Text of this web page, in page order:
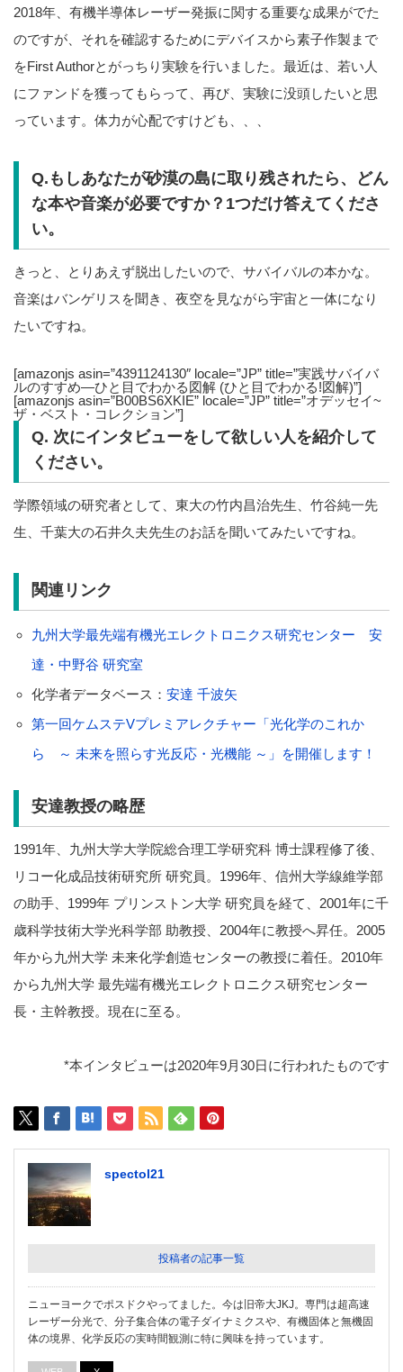
2018年、有機半導体レーザー発振に関する重要な成果がでた
のですが、それを確認するためにデバイスから素子作製まで
をFirst Authorとがっちり実験を行いました。最近は、若い人
にファンドを獲ってもらって、再び、実験に没頭したいと思
っています。体力が心配ですけども、、、
Q.もしあなたが砂漠の島に取り残されたら、どん
な本や音楽が必要ですか？1つだけ答えてくださ
い。
きっと、とりあえず脱出したいので、サバイバルの本かな。
音楽はバンゲリスを聞き、夜空を見ながら宇宙と一体になり
たいですね。
[amazonjs asin=”4391124130″ locale=”JP” title=”実践サバイバ
ルのすすめ―ひと目でわかる図解 (ひと目でわかる!図解)”]
[amazonjs asin=”B00BS6XKIE” locale=”JP” title=”オデッセイ~
ザ・ベスト・コレクション”]
Q. 次にインタビューをして欲しい人を紹介して
ください。
学際領域の研究者として、東大の竹内昌治先生、竹谷純一先
生、千葉大の石井久夫先生のお話を聞いてみたいですね。
関連リンク
九州大学最先端有機光エレクトロニクス研究センター 安
達・中野谷 研究室
化学者データベース： 安達 千波矢
第一回ケムステVプレミアレクチャー「光化学のこれか
ら ～ 未来を照らす光反応・光機能 ～」を開催します！
安達教授の略歴
1991年、九州大学大学院総合理工学研究科 博士課程修了後、
リコー化成品技術研究所 研究員。1996年、信州大学線維学部
の助手、1999年 プリンストン大学 研究員を経て、2001年に千
歳科学技術大学光科学部 助教授、2004年に教授へ昇任。2005
年から九州大学 未来化学創造センターの教授に着任。2010年
から九州大学 最先端有機光エレクトロニクス研究センター
長・主幹教授。現在に至る。
*本インタビューは2020年9月30日に行われたものです
spectol21
投稿者の記事一覧
ニューヨークでポスドクやってました。今は旧帝大JKJ。専門は超高速
レーザー分光で、分子集合体の電子ダイナミクスや、有機固体と無機固
体の境界、化学反応の実時間観測に特に興味を持っています。